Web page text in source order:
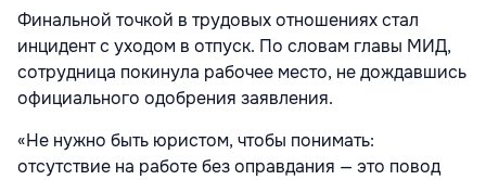
Финальной точкой в трудовых отношениях стал
инцидент с уходом в отпуск. По словам главы МИД,
сотрудница покинула рабочее место, не дождавшись
официального одобрения заявления.
«Не нужно быть юристом, чтобы понимать:
отсутствие на работе без оправдания — это повод